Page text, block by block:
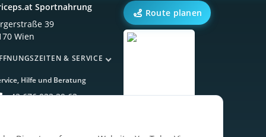
Sportnahrung
39
Wien
& SERVICE
Hilfe und Beratung
+43 676 933 39 63
Route planen